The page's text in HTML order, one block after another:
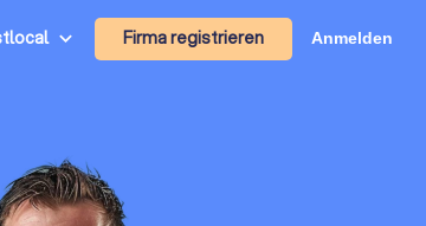
Firma registrieren Anmelden